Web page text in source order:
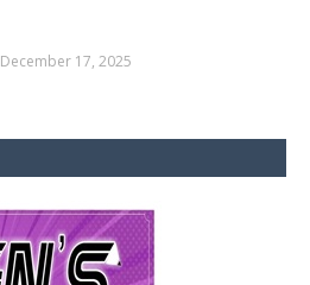
December 17, 2025